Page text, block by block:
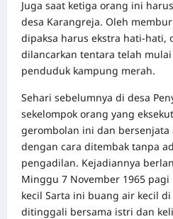
Juga saat ketiga orang ini
desa Karangreja. Oleh
dipaksa harus ekstra hati-hati,
dilancarkan tentara telah
penduduk kampung merah.
Sehari sebelumnya di desa
sekelompok orang yang
gerombolan ini dan
dengan cara ditembak tanpa
pengadilan. Kejadiannya
Minggu 7 November 1965
kecil Sarta ini buang air kecil
ditinggali bersama istri dan